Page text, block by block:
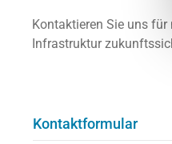
Kontaktieren Sie uns
Infrastruktur
Kontaktformular